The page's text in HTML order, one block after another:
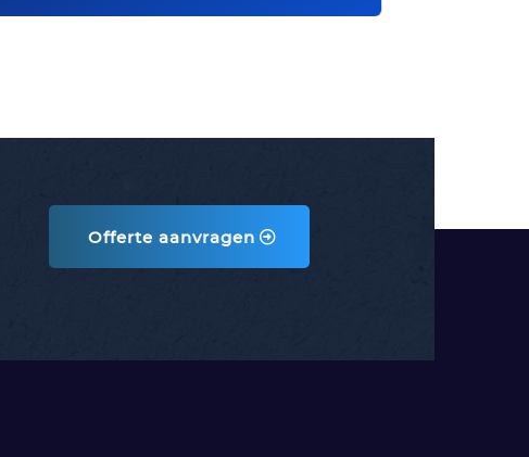
Offerte aanvragen